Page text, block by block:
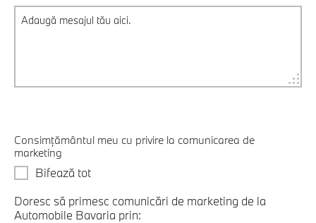
Consimțământul meu cu privire la comunicarea de
marketing
Bifează tot
Doresc să primesc comunicări de marketing de la
Automobile Bavaria prin: